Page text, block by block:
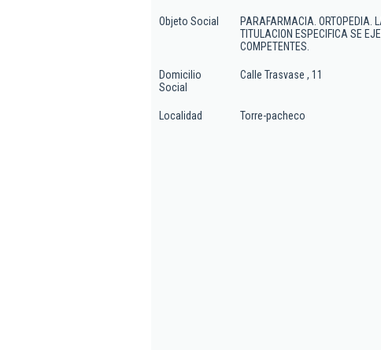
Objeto Social
PARAFARMACIA. ORTOPEDIA.
TITULACION ESPECIFICA SE
COMPETENTES.
Domicilio
Social
Calle Trasvase , 11
Localidad Torre-pacheco